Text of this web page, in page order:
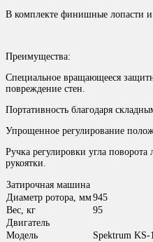
В комплекте финишные лопасти и
Преимущества:
Специальное вращающееся
повреждение стен.
Портативность благодаря
Упрощенное регулирование
Ручка регулировки угла
рукоятки.
Затирочная машина
Диаметр ротора, мм945
Вес, кг
95
Двигатель
Модель
Spektrum KS-